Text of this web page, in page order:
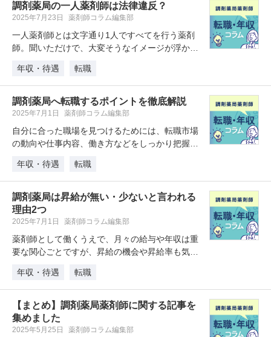
調剤薬局の一人薬剤師は法律違反？
2025年7月23日 薬剤師コラム編集部
一人薬剤師とは文字通り1人ですべてを行う薬剤
師。聞いただけで、大変そうなイメージが浮かび
年収・待遇
転職
調剤薬局へ転職するポイントを徹底解説
2025年7月1日 薬剤師コラム編集部
自分に合った職場を見つけるためには、転職市場
の動向や仕事内容、働き方などをしっかり把握し
年収・待遇
転職
調剤薬局は昇給が無い・少ないと言われる
理由2つ
2025年7月1日 薬剤師コラム編集部
薬剤師として働くうえで、月々の給与や年収は重
要な関心ごとですが、昇給の機会や昇給率も気に
年収・待遇
転職
【まとめ】調剤薬局薬剤師に関する記事を
集めました
2025年5月25日 薬剤師コラム編集部